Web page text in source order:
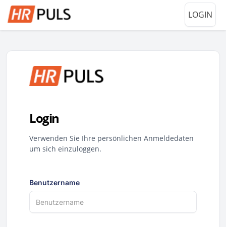
LOGIN
Login
Verwenden Sie Ihre persönlichen Anmeldedaten
um sich einzuloggen.
Benutzername